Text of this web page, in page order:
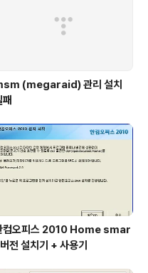
(megaraid) 관리 설치
패
컴오피스 2010 Home smar
전 설치기 + 사용기